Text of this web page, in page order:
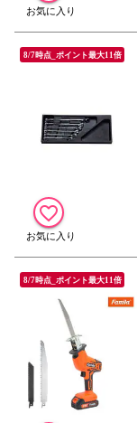
8/7時点_ポイント最大11倍
8/7時点_ポイント最大11倍